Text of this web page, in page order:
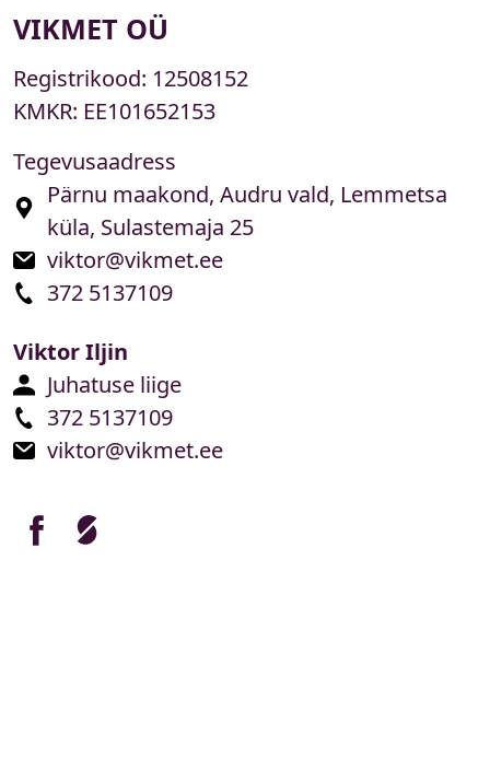
VIKMET OÜ
Registrikood: 12508152
KMKR: EE101652153
Tegevusaadress
Pärnu maakond, Audru vald, Lemmetsa
küla, Sulastemaja 25
viktor@vikmet.ee
372 5137109
Viktor Iljin
Juhatuse liige
372 5137109
viktor@vikmet.ee